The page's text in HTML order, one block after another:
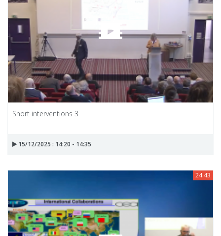
Short interventions 3
15/12/2025 : 14:20 - 14:35
24:43